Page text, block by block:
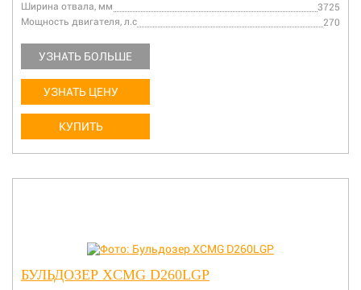
Ширина отвала, мм
3725
Мощность двигателя, л.с
270
УЗНАТЬ БОЛЬШЕ
УЗНАТЬ ЦЕНУ
КУПИТЬ
БУЛЬДОЗЕР XCMG D260LGP